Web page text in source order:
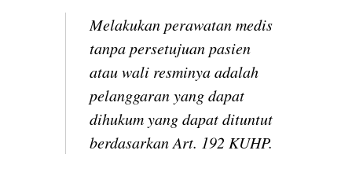
Melakukan perawatan medis
tanpa persetujuan pasien
atau wali resminya adalah
pelanggaran yang dapat
dihukum yang dapat dituntut
berdasarkan Art. 192 KUHP.